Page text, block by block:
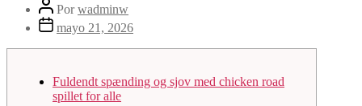
Porwadminw
mayo 21, 2026
Fuldendt spænding og sjov med chicken road
spillet for alle